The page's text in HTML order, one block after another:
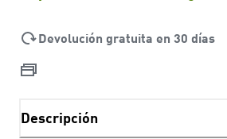
Devolución gratuita en 30 días
Descripción